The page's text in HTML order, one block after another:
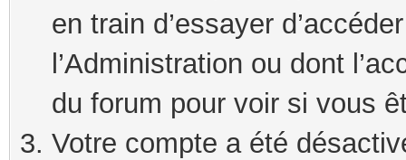
en train d’essayer
l’Administration ou dont
du forum pour voir si vous
Votre compte a été